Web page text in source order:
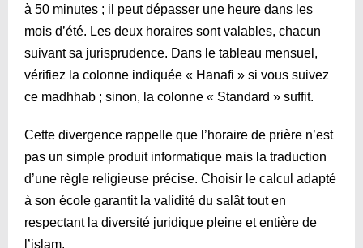
à 50 minutes ; il peut dépasser une heure dans les
mois d’été. Les deux horaires sont valables, chacun
suivant sa jurisprudence. Dans le tableau mensuel,
vérifiez la colonne indiquée « Hanafi » si vous suivez
ce madhhab ; sinon, la colonne « Standard » suffit.
Cette divergence rappelle que l’horaire de prière n’est
pas un simple produit informatique mais la traduction
d’une règle religieuse précise. Choisir le calcul adapté
à son école garantit la validité du salât tout en
respectant la diversité juridique pleine et entière de
l’islam.